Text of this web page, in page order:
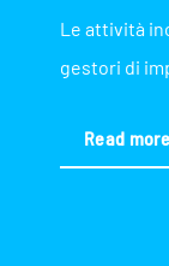
Le attività
gestori di
Read more